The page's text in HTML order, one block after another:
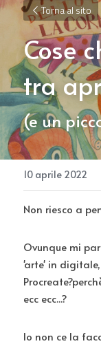
Torna al sito
Cose
tra
(e un
10 aprile 2022
Non riesco a
Ovunque mi
'arte' in
ecc ecc...?
Io non ce la